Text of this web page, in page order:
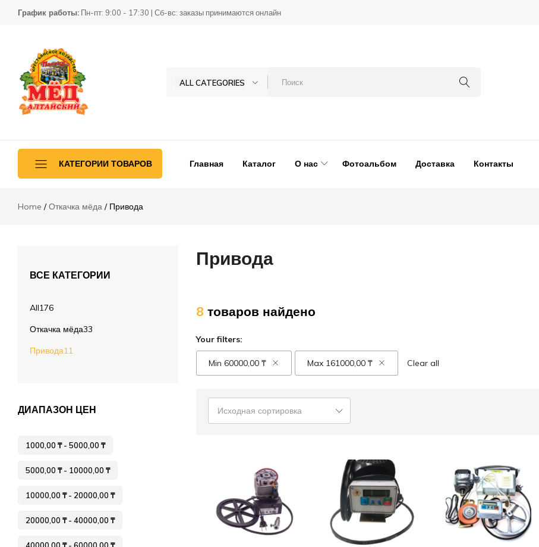
График работы: Пн-пт: 9:00 - 17:30 | Сб-вс: заказы принимаются онлайн
для
пчеловодства
Пасека
ALL CATEGORIES
КАТЕГОРИИ ТОВАРОВ
Лечение пчёл
Вощина
Матководство
Откачка мёда
Фасовка
Главная Каталог О нас Фотоальбом Доставка Контакты
Home Откачка мёда Привода
Привода
8 товаров найдено
Your filters:
Min 60000,00 ₸ Max 161000,00 ₸ Clear all
Исходная сортировка
ВСЕ КАТЕГОРИИ
All176
Откачка мёда33
Привода11
ДИАПАЗОН ЦЕН
1000,00 ₸- 5000,00 ₸
5000,00 ₸- 10000,00 ₸
10000,00 ₸- 20000,00 ₸
20000,00 ₸- 40000,00 ₸
40000,00 ₸- 60000,00 ₸